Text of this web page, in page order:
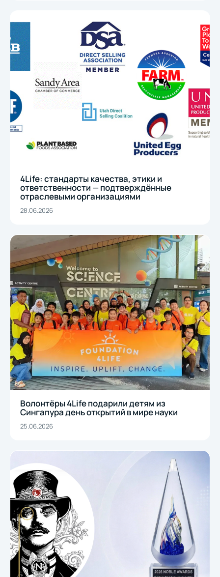
4Life: стандарты качества, этики и
ответственности — подтверждённые
отраслевыми организациями
28.06.2026
Волонтёры 4Life подарили детям из
Сингапура день открытий в мире науки
25.06.2026